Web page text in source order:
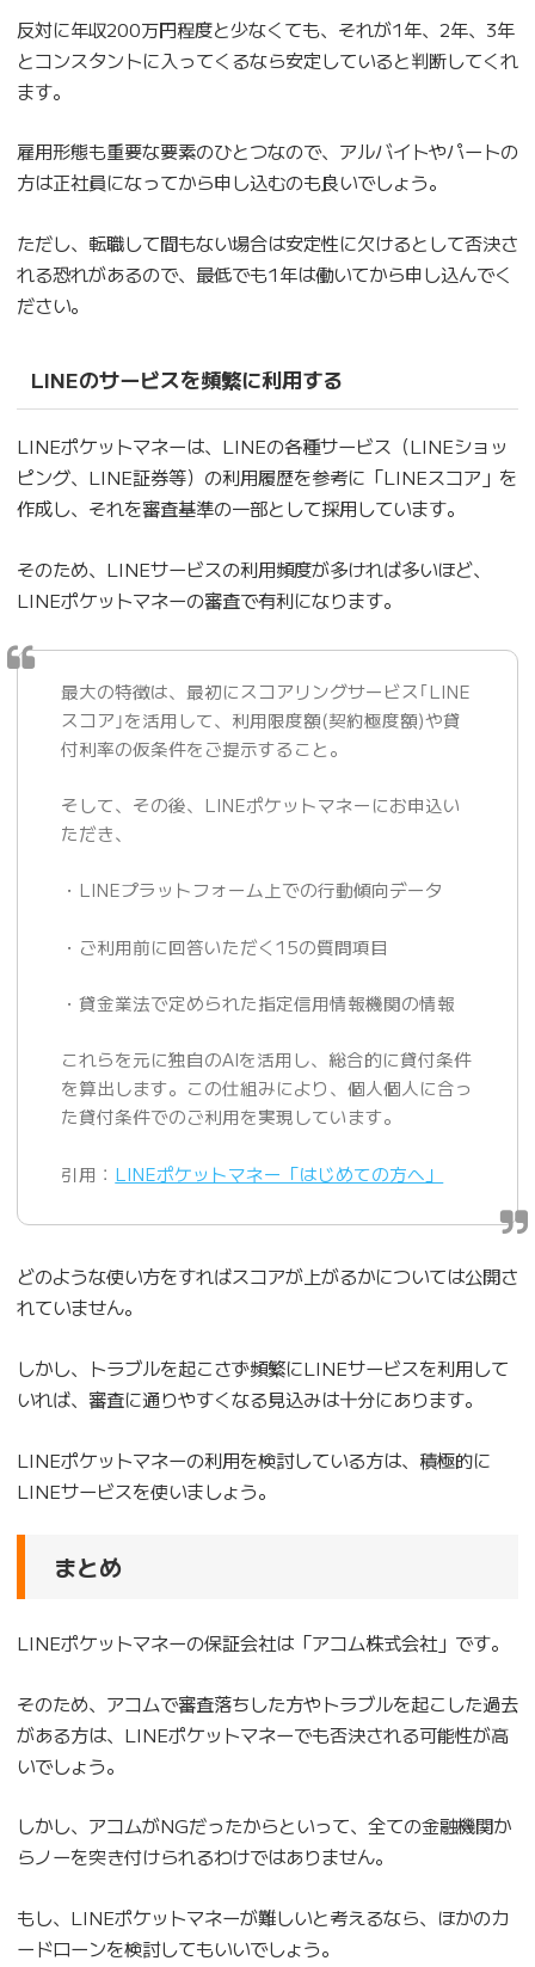
反対に年収200万円程度と少なくても、それが1年、2年、3年
とコンスタントに入ってくるなら安定していると判断してくれ
ます。
雇用形態も重要な要素のひとつなので、アルバイトやパートの
方は正社員になってから申し込むのも良いでしょう。
ただし、転職して間もない場合は安定性に欠けるとして否決さ
れる恐れがあるので、最低でも1年は働いてから申し込んでく
ださい。
LINEのサービスを頻繁に利用する
LINEポケットマネーは、LINEの各種サービス（LINEショッ
ピング、LINE証券等）の利用履歴を参考に「LINEスコア」を
作成し、それを審査基準の一部として採用しています。
そのため、LINEサービスの利用頻度が多ければ多いほど、
LINEポケットマネーの審査で有利になります。
最大の特徴は、最初にスコアリングサービス｢LINE
スコア｣を活用して、利用限度額(契約極度額)や貸
付利率の仮条件をご提示すること。
そして、その後、LINEポケットマネーにお申込い
ただき、
・LINEプラットフォーム上での行動傾向データ
・ご利用前に回答いただく15の質問項目
・貸金業法で定められた指定信用情報機関の情報
これらを元に独自のAIを活用し、総合的に貸付条件
を算出します。この仕組みにより、個人個人に合っ
た貸付条件でのご利用を実現しています。
引用： LINEポケットマネー「はじめての方へ」
どのような使い方をすればスコアが上がるかについては公開さ
れていません。
しかし、トラブルを起こさず頻繁にLINEサービスを利用して
いれば、審査に通りやすくなる見込みは十分にあります。
LINEポケットマネーの利用を検討している方は、積極的に
LINEサービスを使いましょう。
まとめ
LINEポケットマネーの保証会社は「アコム株式会社」です。
そのため、アコムで審査落ちした方やトラブルを起こした過去
がある方は、LINEポケットマネーでも否決される可能性が高
いでしょう。
しかし、アコムがNGだったからといって、全ての金融機関か
らノーを突き付けられるわけではありません。
もし、LINEポケットマネーが難しいと考えるなら、ほかのカ
ードローンを検討してもいいでしょう。